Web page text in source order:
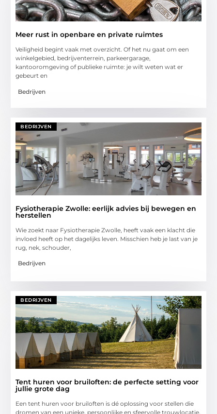
Meer rust in openbare en private ruimtes
Veiligheid begint vaak met overzicht. Of het nu gaat om een
winkelgebied, bedrijventerrein, parkeergarage,
kantooromgeving of publieke ruimte: je wilt weten wat er
gebeurt en
Bedrijven
BEDRIJVEN
Fysiotherapie Zwolle: eerlijk advies bij bewegen en
herstellen
Wie zoekt naar Fysiotherapie Zwolle, heeft vaak een klacht die
invloed heeft op het dagelijks leven. Misschien heb je last van je
rug, nek, schouder,
Bedrijven
BEDRIJVEN
Tent huren voor bruiloften: de perfecte setting voor
jullie grote dag
Een tent huren voor bruiloften is dé oplossing voor stellen die
dromen van een unieke, persoonlijke en sfeervolle trouwlocatie.